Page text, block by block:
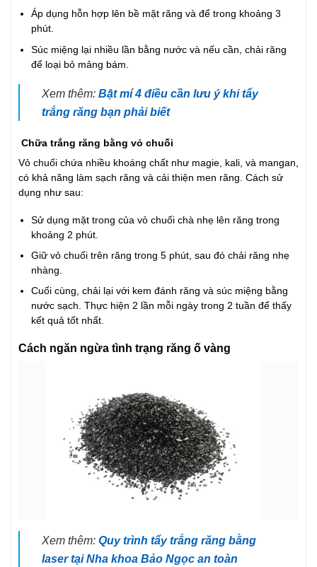
Áp dụng hỗn hợp lên bề mặt răng và để trong khoảng 3
phút.
Súc miệng lại nhiều lần bằng nước và nếu cần, chải răng
để loại bỏ mảng bám.
Xem thêm: Bật mí 4 điều cần lưu ý khi tẩy
trắng răng bạn phải biết
Chữa trắng răng bằng vỏ chuối
Vỏ chuối chứa nhiều khoáng chất như magie, kali, và mangan,
có khả năng làm sạch răng và cải thiện men răng. Cách sử
dụng như sau:
Sử dụng mặt trong của vỏ chuối chà nhẹ lên răng trong
khoảng 2 phút.
Giữ vỏ chuối trên răng trong 5 phút, sau đó chải răng nhẹ
nhàng.
Cuối cùng, chải lại với kem đánh răng và súc miệng bằng
nước sạch. Thực hiện 2 lần mỗi ngày trong 2 tuần để thấy
kết quả tốt nhất.
Cách ngăn ngừa tình trạng răng ố vàng
Xem thêm: Quy trình tẩy trắng răng bằng
laser tại Nha khoa Bảo Ngọc an toàn